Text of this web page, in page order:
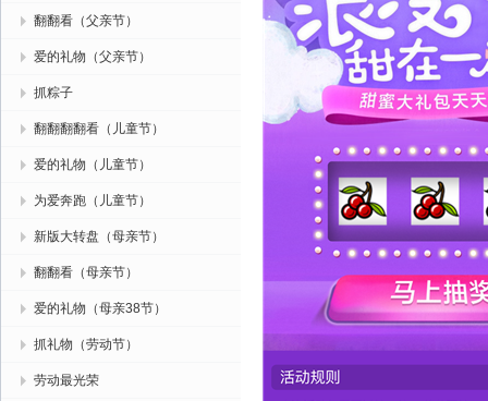
翻翻看（父亲节）
爱的礼物（父亲节）
抓粽子
翻翻翻翻看（儿童节）
爱的礼物（儿童节）
为爱奔跑（儿童节）
新版大转盘（母亲节）
翻翻看（母亲节）
爱的礼物（母亲38节）
抓礼物（劳动节）
劳动最光荣